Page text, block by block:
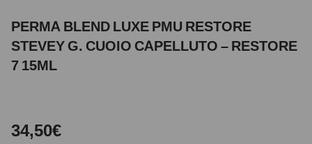
PERMA BLEND LUXE PMU RESTORE
STEVEY G. CUOIO CAPELLUTO – RESTORE
7 15ML
34,50€